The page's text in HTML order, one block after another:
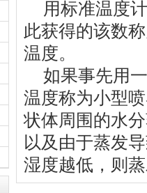
用标准温度计
此获得的该数
温度。
如果事先用一
温度称为小型
状体周围的水
以及由于蒸发
湿度越低，则